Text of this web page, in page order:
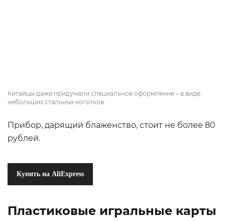
Китайцы даже придумали специальное оформление – в виде
небольших стальных коготков
Прибор, дарящий блаженство, стоит не более 80
рублей.
Купить на AliExpress
Пластиковые игральные карты